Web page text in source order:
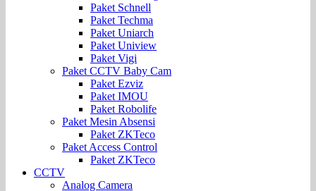
Paket Schnell
Paket Techma
Paket Uniarch
Paket Uniview
Paket Vigi
Paket CCTV Baby Cam
Paket Ezviz
Paket IMOU
Paket Robolife
Paket Mesin Absensi
Paket ZKTeco
Paket Access Control
Paket ZKTeco
CCTV
Analog Camera